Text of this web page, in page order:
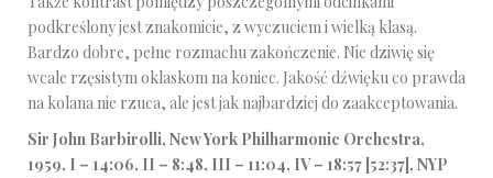
dźwiękowych
podkreślony jest znakomicie, z wyczuciem i wielką klasą.
Bardzo dobre, pełne rozmachu zakończenie. Nie dziwię się
wcale rzęsistym oklaskom na koniec. Jakość dźwięku co prawda
na kolana nie rzuca, ale jest jak najbardziej do zaakceptowania.
Sir John Barbirolli, New York Philharmonic Orchestra,
1959, I – 14:06, II – 8:48, III – 11:04, IV – 18:57 [52:37], NYP